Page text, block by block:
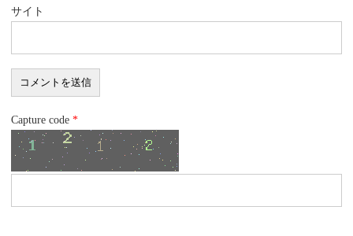
サイト
Capture code *